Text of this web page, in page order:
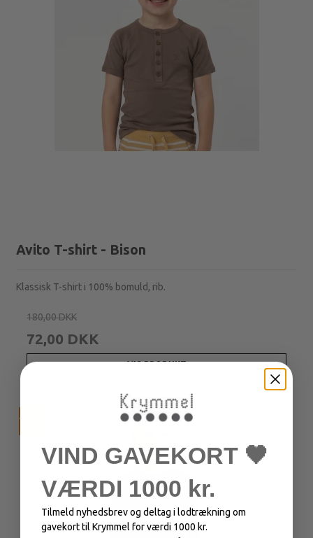
Avito T-shirt - Bison
Klassisk T-shirt i 100% bomuld, rib.
180,00 DKK
72,00 DKK
VIS PRODUKT
TILBUD
VIND GAVEKORT 🖤
VÆRDI 1000 kr.
Tilmeld nyhedsbrev og deltag i lodtrækning om
gavekort til Krymmel for værdi 1000 kr.